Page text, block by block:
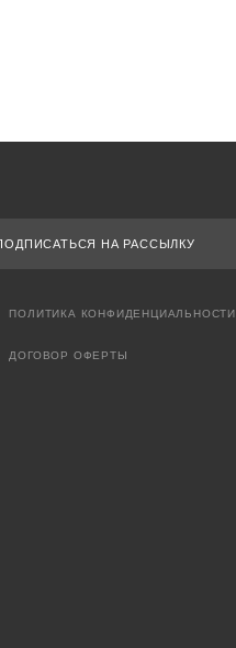
НА РАССЫЛКУ
ПОЛИТИКА КОНФИДЕНЦИАЛЬНОСТИ
ДОГОВОР ОФЕРТЫ